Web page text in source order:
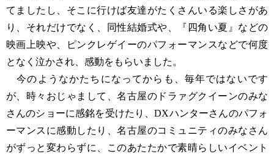
てましたし、そこに行けば友達がたくさんいる楽しさがあ
り、それだけでなく、同性結婚式や、『四角い夏』などの
映画上映や、ピンクレゲイーのパフォーマンスなどで何度
となく泣かされ、感動をもらいました。
今のようなかたちになってからも、毎年ではないです
が、時々おじゃまして、名古屋のドラァグクイーンのみな
さんのショーに感銘を受けたり、DXハンターさんのパフォ
ーマンスに感動したり、名古屋のコミュニティのみなさん
がずっと変わらずに、このあたたかで素晴らしいイベント